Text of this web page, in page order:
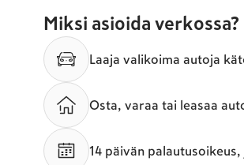
Miksi asioida verkossa?
Laaja valikoima autoja
Osta, varaa tai leasaa
14 päivän